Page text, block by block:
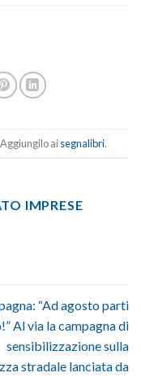
aisegnalibri.
IMPRESE
“Ad agosto parti
Al via la campagna di
sensibilizzazione sulla
stradale lanciata da